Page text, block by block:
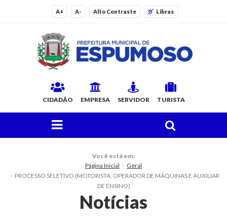
A+ A- Alto Contraste Libras
CIDADÃO EMPRESA SERVIDOR TURISTA
Histórico
Você está em:
Página Inicial
Geral
PROCESSO SELETIVO (MOTORISTA, OPERADOR DE MÁQUINAS E AUXILIAR
DE ENSINO)
Notícias